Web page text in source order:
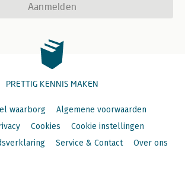
Aanmelden
PRETTIG KENNIS MAKEN
waarborg
Algemene voorwaarden
Cookies
Cookie instellingen
Service & Contact Over ons